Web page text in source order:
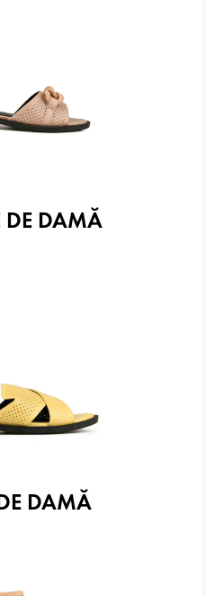
DE DAMĂ
DAMĂ